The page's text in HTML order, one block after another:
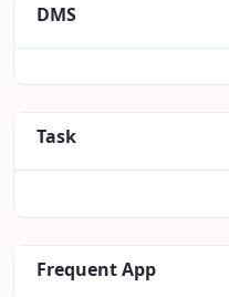
DMS
Task
Frequent App